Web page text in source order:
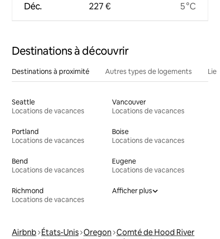
Déc. 227 € 5 °C
Destinations à découvrir
Destinations à proximité Autres types de logements
Seattle
Locations de vacances
Vancouver
Locations de vacances
Portland
Locations de vacances
Boise
Locations de vacances
Bend
Locations de vacances
Eugene
Locations de vacances
Richmond
Locations de vacances
Afficher plus
Airbnb États-Unis Oregon Comté de Hood River